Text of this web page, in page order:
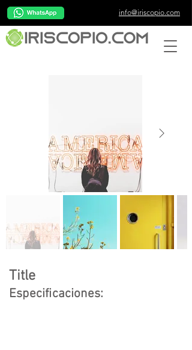
info@iriscopio.com
Title
Especificaciones: